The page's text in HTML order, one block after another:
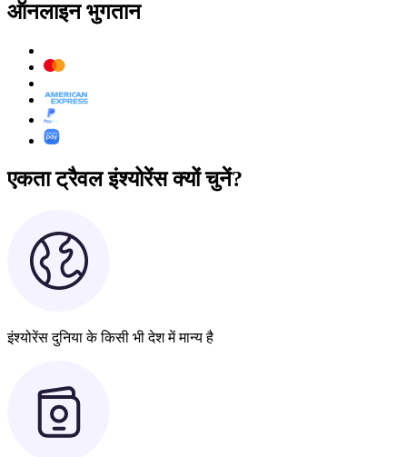
ऑनलाइन भुगतान
एकता ट्रैवल इंश्योरेंस क्यों चुनें?
इंश्योरेंस दुनिया के किसी भी देश में मान्य है